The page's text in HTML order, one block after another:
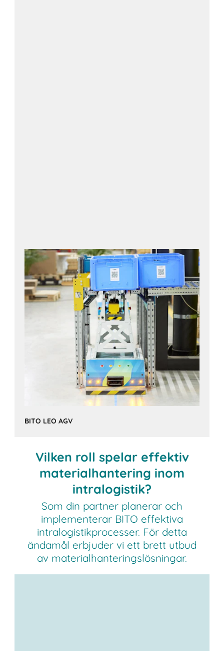
BITO LEO AGV
Vilken roll spelar effektiv
materialhantering inom
intralogistik?
Som din partner planerar och
implementerar BITO effektiva
intralogistikprocesser. För detta
ändamål erbjuder vi ett brett utbud
av materialhanteringslösningar.